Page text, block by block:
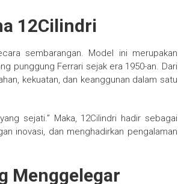
12Cilindri
sembarangan. Model ini merupakan
punggung Ferrari sejak era 1950-an. Dari
kekuatan, dan keanggunan dalam satu
sejati.” Maka, 12Cilindri hadir sebagai
inovasi, dan menghadirkan pengalaman
Menggelegar